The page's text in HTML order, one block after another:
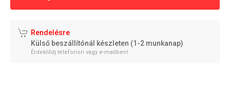
Rendelésre
Külső beszállítónál készleten (1-2 munkanap)
Érdeklődj telefonon vagy e-mailben!